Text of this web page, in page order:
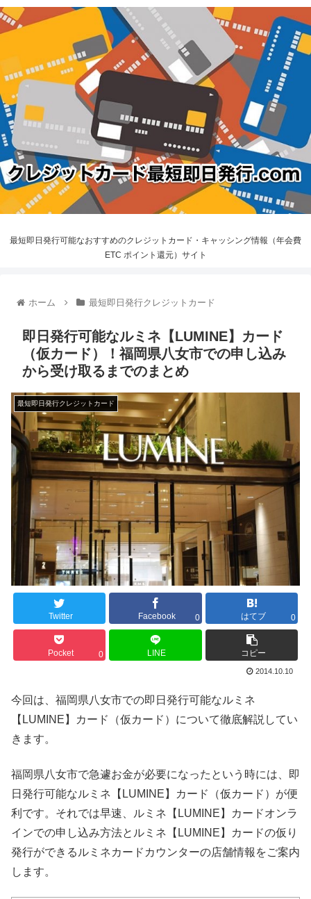
最短即日発行可能なおすすめのクレジットカード・キャッシング情報（年会費
ETC ポイント還元）サイト
ホーム 最短即日発行クレジットカード
即日発行可能なルミネ【LUMINE】カード
（仮カード）！福岡県八女市での申し込み
から受け取るまでのまとめ
最短即日発行クレジットカード
Twitter Facebook 0 はてブ 0
Pocket 0 LINE コピー
2014.10.10
今回は、福岡県八女市での即日発行可能なルミネ
【LUMINE】カード（仮カード）について徹底解説してい
きます。
福岡県八女市で急遽お金が必要になったという時には、即
日発行可能なルミネ【LUMINE】カード（仮カード）が便
利です。それでは早速、ルミネ【LUMINE】カードオンラ
インでの申し込み方法とルミネ【LUMINE】カードの仮り
発行ができるルミネカードカウンターの店舗情報をご案内
します。